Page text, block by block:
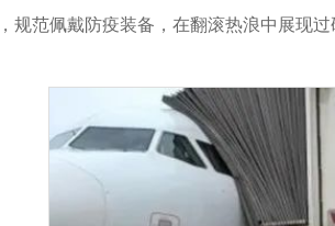
规范佩戴防疫装备，在翻滚热浪中展现